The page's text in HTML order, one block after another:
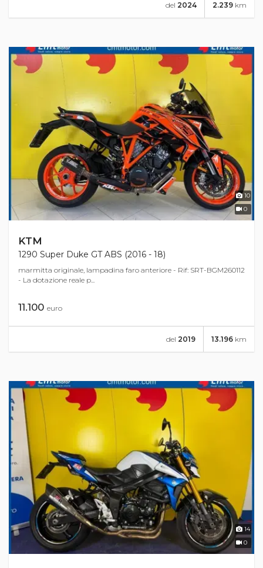
2.239 km
del 2024
10
0
KTM
1290 Super Duke GT ABS (2016 - 18)
marmitta originale, lampadina faro anteriore - Rif: SRT-BGM260112
- La dotazione reale p...
11.100 euro
13.196 km
del 2019
14
0